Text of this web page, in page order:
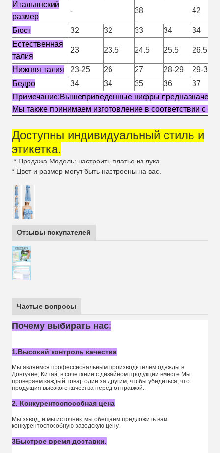
Итальянский
размер
- 38 42
Бюст 32 32 33 34
34
Естественная
талия
23 23.5 24.5 25.5 26.5
Нижняя талия 23-25 26 27 28-29
29-30
Бедро
34 34 35 36
37
Примечание:Вышеприведенные цифры предназначены
Мы также принимаем изготовление в соответствии с
Доступны индивидуальный стиль и
этикетка.
* Продажа Модель: настроить платье из лука
* Цвет и размер могут быть настроены на вас.
Отзывы покупателей
Частые вопросы
Почему выбирать нас:
1.Высокий контроль качества
Мы являемся профессиональным производителем одежды в
Донгуане, Китай, в сочетании с дизайном продукции вместе.Мы
проверяем каждый товар один за другим, чтобы убедиться, что
продукция высокого качества перед отправкой..
2. Конкурентоспособная цена
Мы завод, и мы источник, мы обещаем предложить вам
конкурентоспособную заводскую цену.
3Быстрое время доставки.